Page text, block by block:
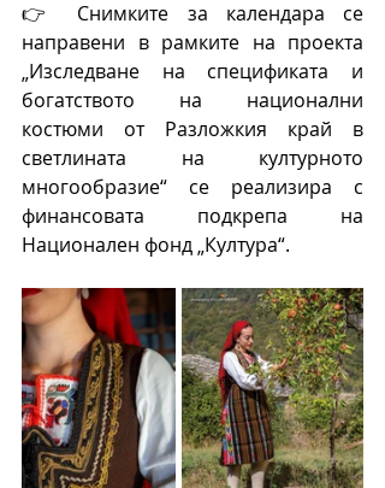
👉 Снимките за календара се
направени в рамките на проектa
„Изследване на спецификата и
богатството на национални
костюми от Разложкия край в
светлината на културното
многообразие“ се реализира с
финансовата подкрепа на
Национален фонд „Култура“.